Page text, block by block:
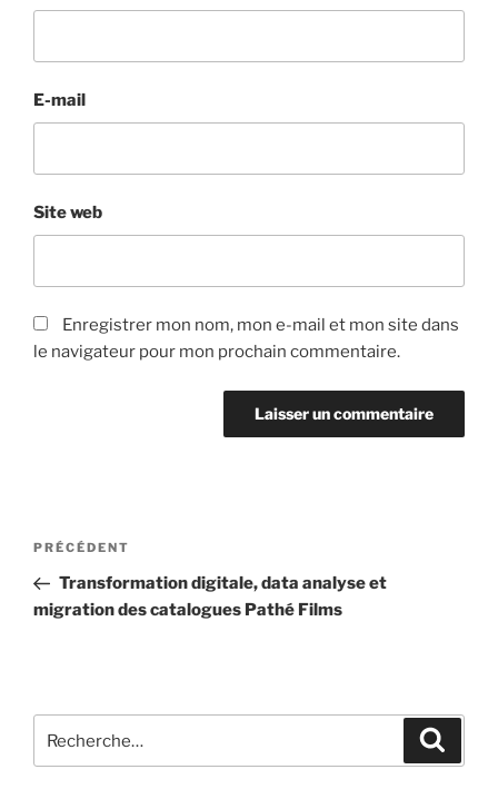
E-mail
Site web
Enregistrer mon nom, mon e-mail et mon site dans
le navigateur pour mon prochain commentaire.
PRÉCÉDENT
Transformation digitale, data analyse et
migration des catalogues Pathé Films